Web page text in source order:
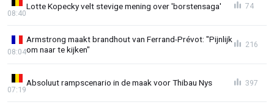
Lotte Kopecky velt stevige mening over 'borstensaga'
08:40
74
Armstrong maakt brandhout van Ferrand-Prévot: "Pijnlijk
om naar te kijken"
08:04
216
Absoluut rampscenario in de maak voor Thibau Nys
07:19
397